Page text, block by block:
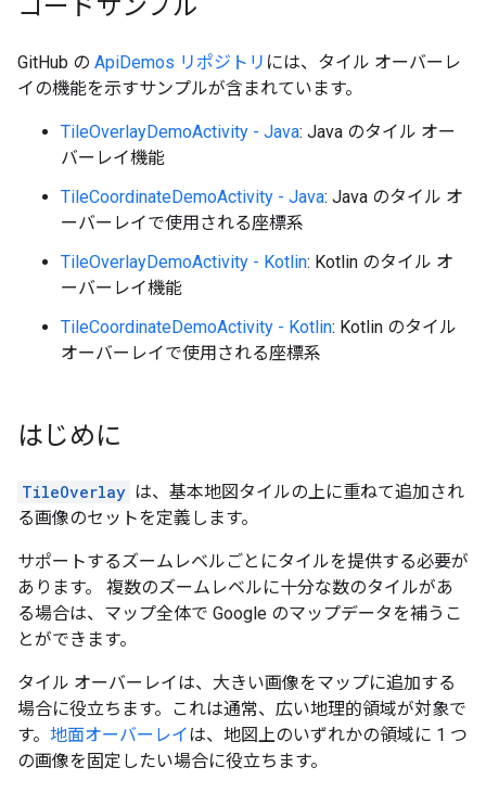
コードサンプル
GitHub の ApiDemos リポジトリ には、タイル オーバーレ
イの機能を示すサンプルが含まれています。
TileOverlayDemoActivity - Java: Java のタイル オー
バーレイ機能
TileCoordinateDemoActivity - Java: Java のタイル オ
ーバーレイで使用される座標系
TileOverlayDemoActivity - Kotlin: Kotlin のタイル オ
ーバーレイ機能
TileCoordinateDemoActivity - Kotlin: Kotlin のタイル
オーバーレイで使用される座標系
はじめに
TileOverlay は、基本地図タイルの上に重ねて追加され
る画像のセットを定義します。
サポートするズームレベルごとにタイルを提供する必要が
あります。 複数のズームレベルに十分な数のタイルがあ
る場合は、マップ全体で Google のマップデータを補うこ
とができます。
タイル オーバーレイは、大きい画像をマップに追加する
場合に役立ちます。これは通常、広い地理的領域が対象で
す。 地面オーバーレイは、地図上のいずれかの領域に 1 つ
の画像を固定したい場合に役立ちます。